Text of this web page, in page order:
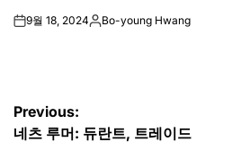
on9월 18, 2024Posted
Bo-young Hwang
글
Previous:
네츠 루머: 듀란트, 트레이드